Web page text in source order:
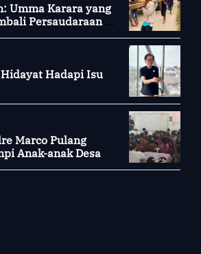
Umma Karara yang
Persaudaraan di
Hadapi Isu
Marco Pulang
Anak-anak Desa